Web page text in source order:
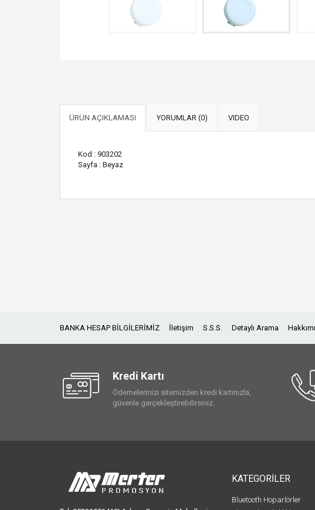
ÜRÜN AÇIKLAMASI YORUMLAR (0) VIDEO
Kod : 903202
Sayfa : Beyaz
BANKA HESAP BİLGİLERİMİZ İletişim S.S.S. Detaylı Arama
Kredi Kartı
Ödemelerinizi sitemizden kredi kartınızla,
güvenle gerçekleştirebilirsiniz.
KATEGORİLER
Bluetooth Hoparlörler